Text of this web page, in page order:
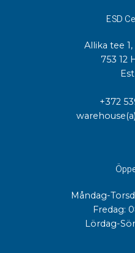
ESD
Allika tee
753 12
+372
Måndag-
Fredag:
Lördag-